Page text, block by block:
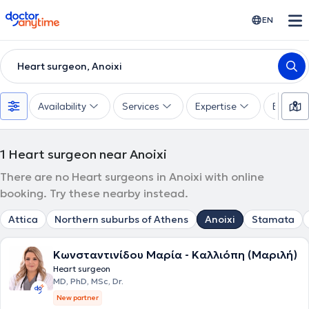
doctoranytime EN
Heart surgeon, Anoixi
Availability Services Expertise
1 Heart surgeon near Anoixi
There are no Heart surgeons in Anoixi with online
booking. Try these nearby instead.
Attica Northern suburbs of Athens Anoixi Stamata
Κωνσταντινίδου Μαρία - Καλλιόπη (Μαριλή)
Heart surgeon
MD, PhD, MSc, Dr.
New partner